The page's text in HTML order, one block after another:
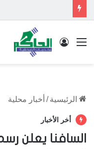
القائمة تسجيل الدخول
الرئيسية / أخبار محلية
أخر الأخبار
السافنا يعلن